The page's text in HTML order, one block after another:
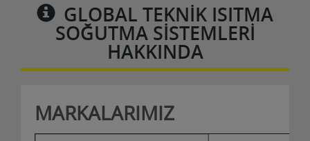
GLOBAL TEKNIK ISITMA
SOĞUTMA SISTEMLERI
HAKKINDA
MARKALARIMIZ